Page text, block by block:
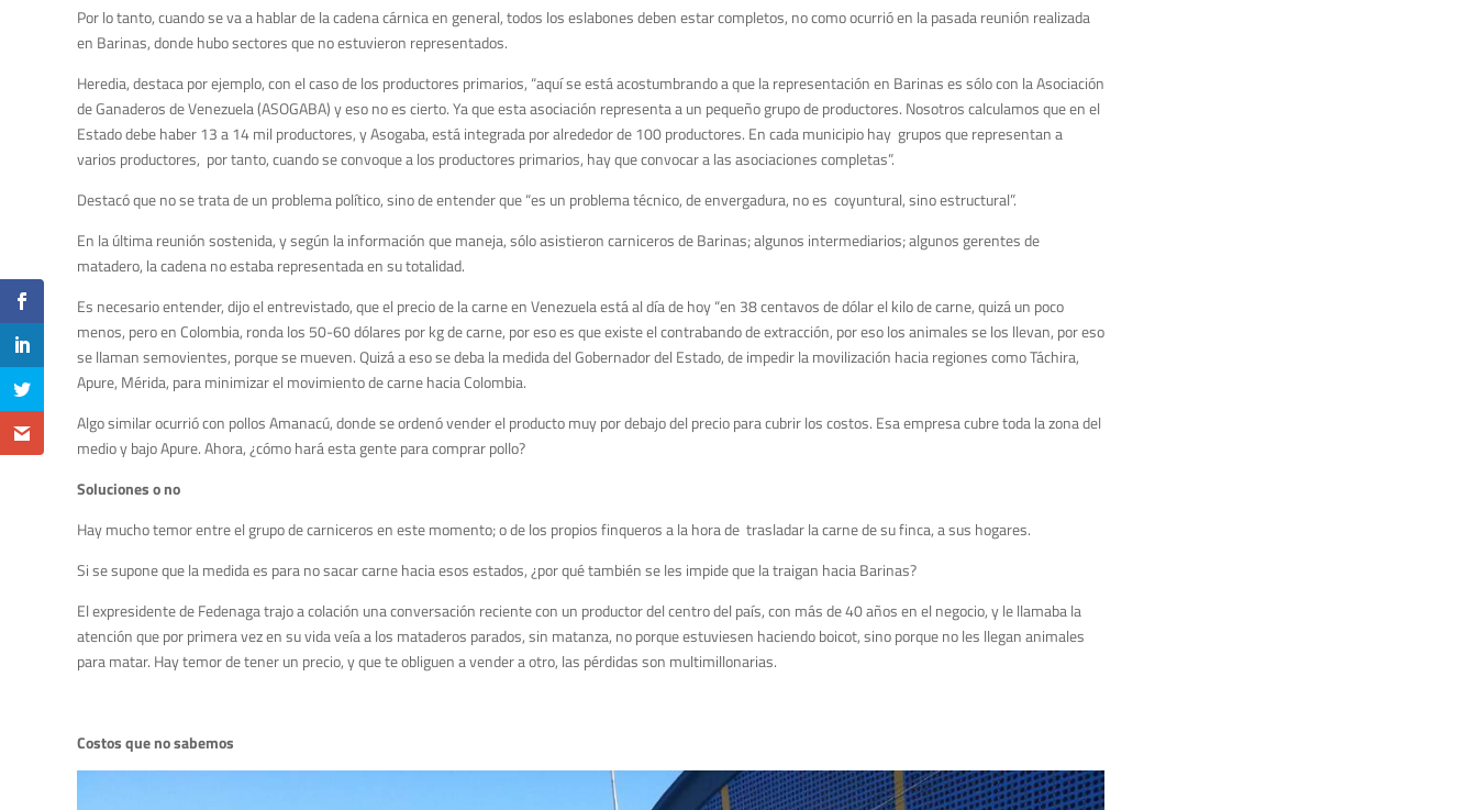
Por lo tanto, cuando se va a hablar de la cadena cárnica en general, todos los eslabones deben estar completos, no como ocurrió en la pasada reunión realizada
en Barinas, donde hubo sectores que no estuvieron representados.
Heredia, destaca por ejemplo, con el caso de los productores primarios, “aquí se está acostumbrando a que la representación en Barinas es sólo con la Asociación
de Ganaderos de Venezuela (ASOGABA) y eso no es cierto. Ya que esta asociación representa a un pequeño grupo de productores. Nosotros calculamos que en el
Estado debe haber 13 a 14 mil productores, y Asogaba, está integrada por alrededor de 100 productores. En cada municipio hay grupos que representan a
varios productores, por tanto, cuando se convoque a los productores primarios, hay que convocar a las asociaciones completas”.
Destacó que no se trata de un problema político, sino de entender que “es un problema técnico, de envergadura, no es coyuntural, sino estructural”.
En la última reunión sostenida, y según la información que maneja, sólo asistieron carniceros de Barinas; algunos intermediarios; algunos gerentes de
matadero, la cadena no estaba representada en su totalidad.
Es necesario entender, dijo el entrevistado, que el precio de la carne en Venezuela está al día de hoy “en 38 centavos de dólar el kilo de carne, quizá un poco
menos, pero en Colombia, ronda los 50-60 dólares por kg de carne, por eso es que existe el contrabando de extracción, por eso los animales se los llevan, por eso
se llaman semovientes, porque se mueven. Quizá a eso se deba la medida del Gobernador del Estado, de impedir la movilización hacia regiones como Táchira,
Apure, Mérida, para minimizar el movimiento de carne hacia Colombia.
Algo similar ocurrió con pollos Amanacú, donde se ordenó vender el producto muy por debajo del precio para cubrir los costos. Esa empresa cubre toda la zona del
medio y bajo Apure. Ahora, ¿cómo hará esta gente para comprar pollo?
Soluciones o no
Hay mucho temor entre el grupo de carniceros en este momento; o de los propios finqueros a la hora de trasladar la carne de su finca, a sus hogares.
Si se supone que la medida es para no sacar carne hacia esos estados, ¿por qué también se les impide que la traigan hacia Barinas?
El expresidente de Fedenaga trajo a colación una conversación reciente con un productor del centro del país, con más de 40 años en el negocio, y le llamaba la
atención que por primera vez en su vida veía a los mataderos parados, sin matanza, no porque estuviesen haciendo boicot, sino porque no les llegan animales
para matar. Hay temor de tener un precio, y que te obliguen a vender a otro, las pérdidas son multimillonarias.
Costos que no sabemos